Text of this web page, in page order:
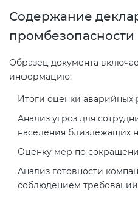
Содержание
промбезопасности
Образец документа
информацию:
Итоги оценки аварийных
Анализ угроз для
населения близлежащих
Оценку мер по
Анализ готовности
соблюдением требований